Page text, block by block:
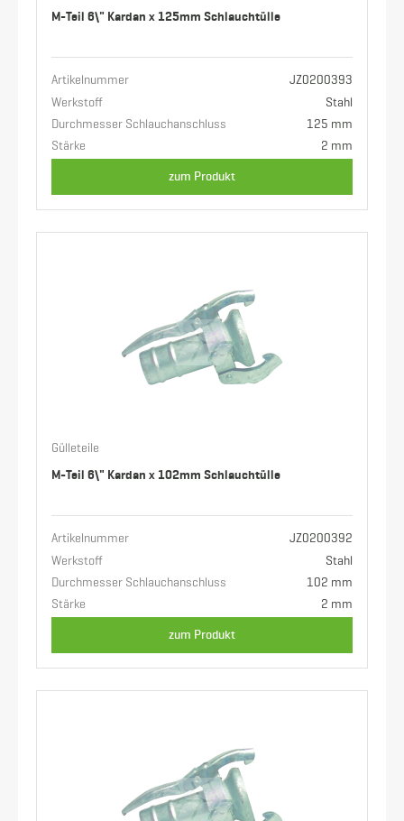
M-Teil 6\" Kardan x 125mm Schlauchtülle
Artikelnummer
JZ0200393
Werkstoff
Stahl
Durchmesser Schlauchanschluss
125 mm
Stärke
2 mm
zum Produkt
Gülleteile
M-Teil 6\" Kardan x 102mm Schlauchtülle
Artikelnummer
JZ0200392
Werkstoff
Stahl
Durchmesser Schlauchanschluss
102 mm
Stärke
2 mm
zum Produkt